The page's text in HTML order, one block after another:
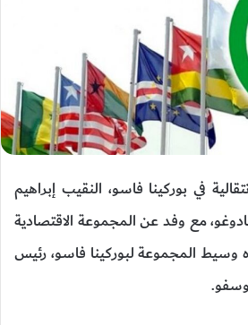
في بوركينا فاسو، النقيب إبراهيم
مع وفد عن المجموعة الاقتصادية
وسيط المجموعة لبوركينا فاسو، رئيس